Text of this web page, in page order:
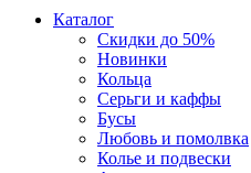
Каталог
Скидки до 50%
Новинки
Кольца
Серьги и каффы
Бусы
Любовь и помолвка
Колье и подвески